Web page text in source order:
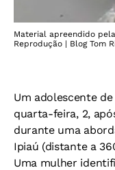
Material apreendido
Reprodução | Blog Tom
Um adolescente
quarta-feira, 2,
durante uma
Ipiaú (distante a
Uma mulher